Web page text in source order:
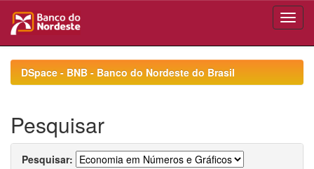
navigationDSpace - BNB - Banco do Nordeste do Brasil
Pesquisar
Pesquisar: